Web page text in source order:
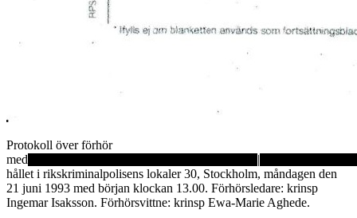
Protokoll över förhör
med
|
hållet i rikskriminalpolisens lokaler 30, Stockholm, måndagen den
21 juni 1993 med början klockan 13.00. Förhörsledare: krinsp
Ingemar Isaksson. Förhörsvittne: krinsp Ewa-Marie Aghede.